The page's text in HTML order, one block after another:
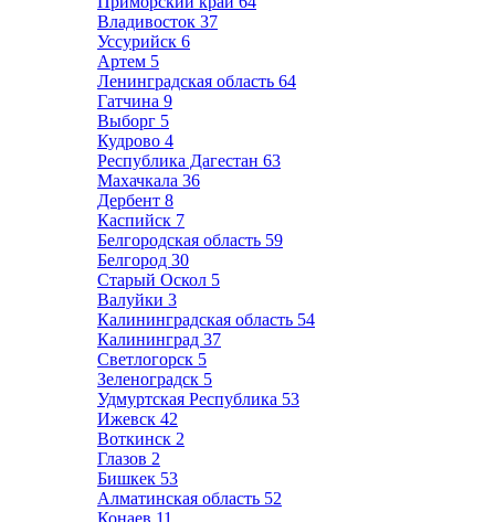
Владивосток 37
Уссурийск 6
Артем 5
Ленинградская область 64
Гатчина 9
Выборг 5
Кудрово 4
Республика Дагестан 63
Махачкала 36
Дербент 8
Каспийск 7
Белгородская область 59
Белгород 30
Старый Оскол 5
Валуйки 3
Калининградская область 54
Калининград 37
Светлогорск 5
Зеленоградск 5
Удмуртская Республика 53
Ижевск 42
Воткинск 2
Глазов 2
Бишкек 53
Алматинская область 52
Конаев 11